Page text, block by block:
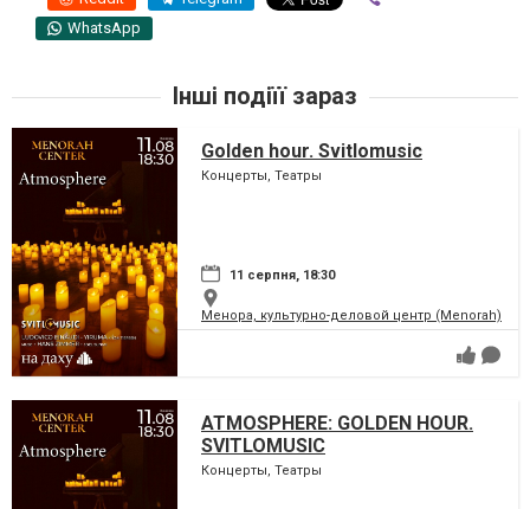
WhatsApp
Інші подіїї зараз
Golden hour. Svitlomusic
Концерты, Театры
11 серпня, 18:30
Менора, культурно-деловой центр (Menorah)
ATMOSPHERE: GOLDEN HOUR.
SVITLOMUSIC
Концерты, Театры